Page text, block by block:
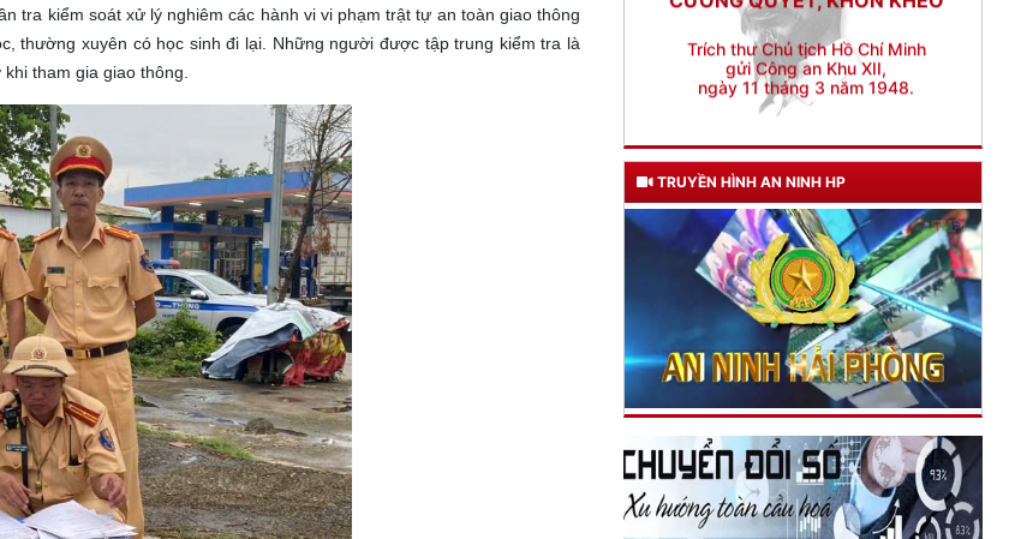
tra kiểm soát xử lý nghiêm các hành vi vi phạm trật tự an toàn giao thông
thường xuyên có học sinh đi lại. Những người được tập trung kiểm tra là
tham gia giao thông.
ngày 11 tháng 3 năm 1948.
TRUYỀN HÌNH AN NINH HP